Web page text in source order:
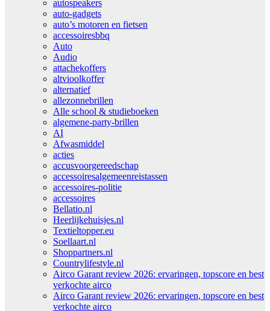
autospeakers
auto-gadgets
auto’s motoren en fietsen
accessoiresbbq
Auto
Audio
attachekoffers
altvioolkoffer
alternatief
allezonnebrillen
Alle school & studieboeken
algemene-party-brillen
AI
Afwasmiddel
acties
accusvoorgereedschap
accessoiresalgemeenreistassen
accessoires-politie
accessoires
Bellatio.nl
Heerlijkehuisjes.nl
Textieltopper.eu
Soellaart.nl
Shoppartners.nl
Countrylifestyle.nl
Airco Garant review 2026: ervaringen, topscore en best
verkochte airco
Airco Garant review 2026: ervaringen, topscore en best
verkochte airco